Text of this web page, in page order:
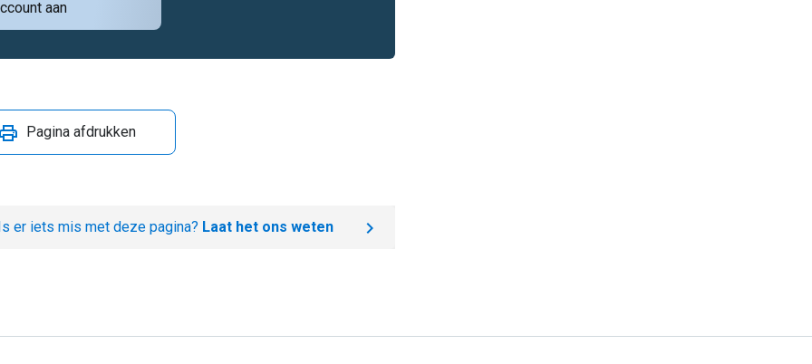
aan
Pagina afdrukken
er iets mis met deze pagina? Laat het ons weten